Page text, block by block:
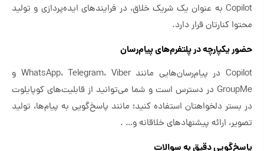
Copilot به عنوان یک شریک خلاق، در فرایندهای ایده‌پردازی و تولید
محتوا کنارتان قرار دارد.
حضور یکپارچه در پلتفرم‌های پیام‌رسان
Copilot در پیام‌رسان‌هایی مانند WhatsApp، Telegram، Viber و
GroupMe در دسترس است و شما می‌توانید از قابلیت‌های کوپایلوت
در بستر دلخواهتان استفاده کنید؛ مانند پاسخ‌گویی به پیام‌ها، تولید
تصویر، ارائه پیشنهادهای خلاقانه و… .
پاسخ‌گویی دقیق به سوالات